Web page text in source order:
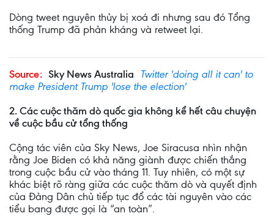
Dòng tweet nguyên thủy bị xoá đi nhưng sau đó Tổng
thống Trump đã phản kháng và retweet lại.
Source: Sky News Australia
Twitter 'doing all it can' to
make President Trump 'lose the election'
2. Các cuộc thăm dò quốc gia không kể hết câu chuyện
về cuộc bầu cử tổng thống
Cộng tác viên của Sky News, Joe Siracusa nhìn nhận
rằng Joe Biden có khả năng giành được chiến thắng
trong cuộc bầu cử vào tháng 11. Tuy nhiên, có một sự
khác biệt rõ ràng giữa các cuộc thăm dò và quyết định
của Đảng Dân chủ tiếp tục đổ các tài nguyên vào các
tiểu bang được gọi là “an toàn”.